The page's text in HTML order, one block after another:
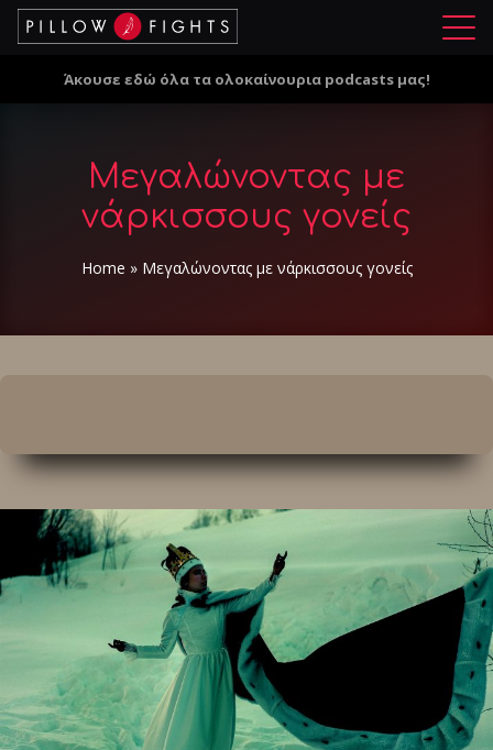
Μ
ο
Άκουσε εδώ όλα τα ολοκαίνουρια podcasts μας!
Μεγαλώνοντας με
νάρκισσους γονείς
Home » Μεγαλώνοντας με νάρκισσους γονείς